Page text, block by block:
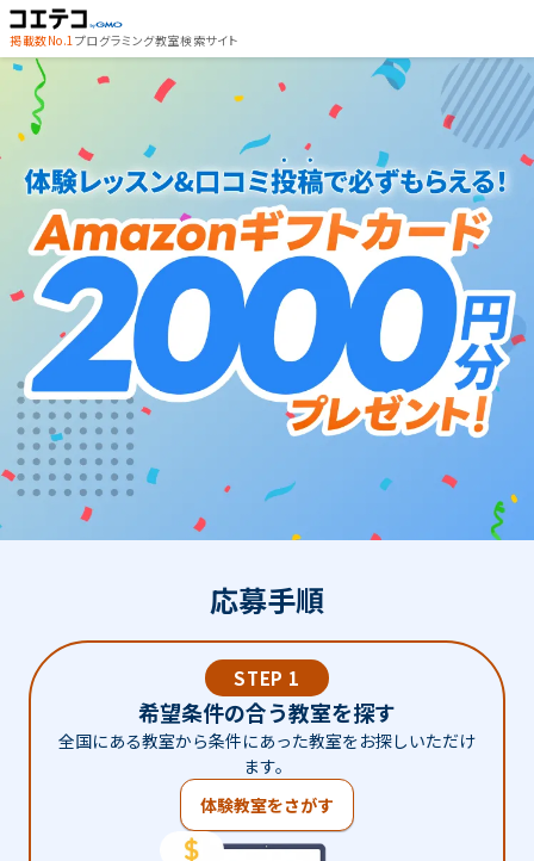
掲載数No.1プログラミング教室検索サイト
応募手順
STEP 1
希望条件の合う教室を探す
全国にある教室から条件にあった教室をお探しいただけ
ます。
体験教室をさがす